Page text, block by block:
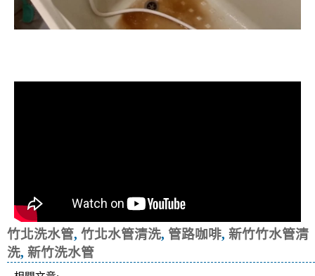
竹北洗水管, 竹北水管清洗, 管路咖啡, 新竹竹水管清
洗, 新竹洗水管